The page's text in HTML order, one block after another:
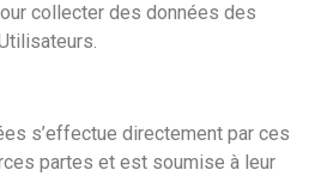
collecter des données des
s’effectue directement par ces
partes et est soumise à leur